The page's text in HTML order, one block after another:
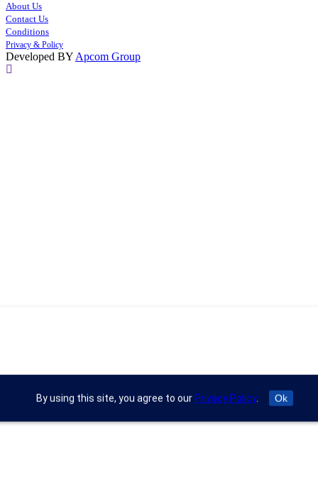
About Us
Contact Us
Conditions
Privacy & Policy
Developed BY Apcom Group
By using this site, you agree to our Privacy Policy. Ok